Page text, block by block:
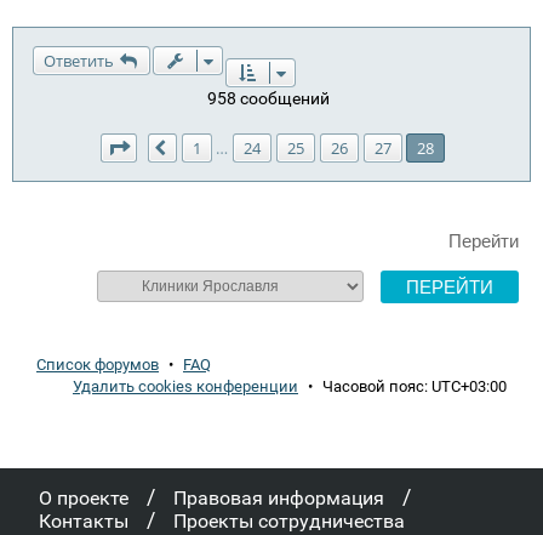
Ответить
958 сообщений
Страница 28 из28
Пред.
1 … 24 25 26 27 28
Перейти
Список форумов • FAQ
Удалить cookies конференции • Часовой пояс: UTC+03:00
О проекте / Правовая информация /
Контакты / Проекты сотрудничества